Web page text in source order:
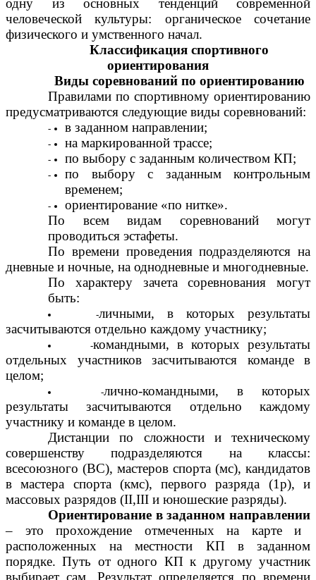
одну из основных тенденций современной
человеческой культуры: органическое сочетание
физического и умственного начал.
Классификация спортивного
ориентирования
Виды соревнований по ориентированию
Правилами по спортивному ориентированию
предусматриваются следующие виды соревнований:
в заданном направлении;
на маркированной трассе;
по выбору с заданным количеством КП;
по выбору с заданным контрольным
временем;
ориентирование «по нитке».
По всем видам соревнований могут
проводиться эстафеты.
По времени проведения подразделяются на
дневные и ночные, на однодневные и многодневные.
По характеру зачета соревнования могут
быть:
личными, в которых результаты
засчитываются отдельно каждому участнику;
командными, в которых результаты
отдельных участников засчитываются команде в
целом;
лично-командными, в которых
результаты засчитываются отдельно каждому
участнику и команде в целом.
Дистанции по сложности и техническому
совершенству подразделяются на классы:
всесоюзного (ВС), мастеров спорта (мс), кандидатов
в мастера спорта (кмс), первого разряда (1р), и
массовых разрядов (II,III и юношеские разряды).
Ориентирование в заданном направлении
– это прохождение отмеченных на карте и
расположенных на местности КП в заданном
порядке. Путь от одного КП к другому участник